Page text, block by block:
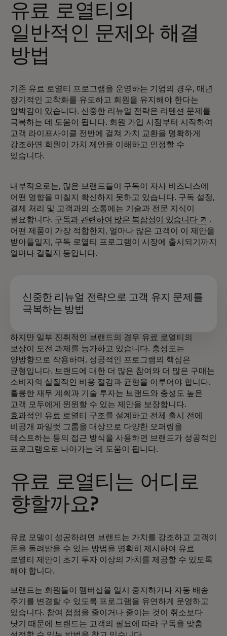
유료 로열티의
일반적인 문제와 해결
방법
기존 유료 로열티 프로그램을 운영하는 기업의 경우, 매년
장기적인 고착화를 유도하고 회원을 유지해야 한다는
압박감이 있습니다. 신중한 리뉴얼 전략은 리텐션 문제를
극복하는 데 도움이 됩니다. 회원 가입 시점부터 시작하여
고객 라이프사이클 전반에 걸쳐 가치 교환을 명확하게
강조하면 회원이 가치 제안을 이해하고 인정할 수
있습니다.
내부적으로는, 많은 브랜드들이 구독이 자사 비즈니스에
어떤 영향을 미칠지 확신하지 못하고 있습니다. 구독 설정,
결제 처리 및 고객과의 소통에는 기술과 전문 지식이
필요합니다. 구독과 관련하여 많은 복잡성이 있습니다새 탭에
.
어떤 제품이 가장 적합한지, 얼마나 많은 고객이 이 제안을
받아들일지, 구독 로열티 프로그램이 시장에 출시되기까지
얼마나 걸릴지 등입니다.
신중한 리뉴얼 전략으로 고객 유지 문제를
극복하는 방법
하지만 일부 진취적인 브랜드의 경우 유료 로열티의
보상이 도전 과제를 능가하고 있습니다. 충성도는
양방향으로 작용하며, 성공적인 프로그램의 핵심은
균형입니다. 브랜드에 대한 더 많은 참여와 더 많은 구매는
소비자의 실질적인 비용 절감과 균형을 이루어야 합니다.
훌륭한 재무 계획과 기술 투자는 브랜드와 충성도 높은
고객 모두에게 윈윈할 수 있는 제안을 보장합니다.
효과적인 유료 로열티 구조를 설계하고 전체 출시 전에
비공개 파일럿 그룹을 대상으로 다양한 오퍼링을
테스트하는 등의 접근 방식을 사용하면 브랜드가 성공적인
프로그램으로 나아가는 데 도움이 됩니다.
유료 로열티는 어디로
향할까요?
유료 모델이 성공하려면 브랜드는 가치를 강조하고 고객이
돈을 돌려받을 수 있는 방법을 명확히 제시하여 유료
로열티 제안이 초기 투자 이상의 가치를 제공할 수 있도록
해야 합니다.
브랜드는 회원들이 멤버십을 일시 중지하거나 자동 배송
주기를 변경할 수 있도록 프로그램을 유연하게 운영하고
있습니다. 참여 접점을 줄이거나 줄이는 것이 취소보다
낫기 때문에 브랜드는 고객의 필요에 따라 구독을 맞춤